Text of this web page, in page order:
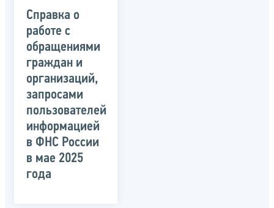
Справка о
работе с
обращениями
граждан и
организаций,
запросами
пользователей
информацией
в ФНС России
в мае 2025
года